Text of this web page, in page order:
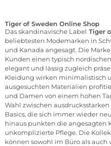
Tiger of Sweden Online Shop
Das skandinavische Label Tiger
beliebtesten Modemarken in
und Kanada angesagt. Die
Kunden einen typisch
elegant und lässig zugleich
Kleidung wirken minimalistisch
ausgesuchten Materialien
und Damen von einem hohen
Wahl zwischen
Basics, die sich immer wieder
hinaus punkten die angesagten
unkomplizierte Pflege. Die
können sowohl im Büro als